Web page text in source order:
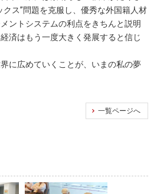
クス”問題を克服し、優秀な外国籍人材
ントシステムの利点をきちんと説明
済はもう一度大きく発展すると信じ
に広めていくことが、いまの私の夢
一覧ページへ